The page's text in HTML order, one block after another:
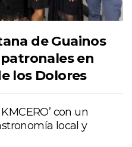
de Guainos
en
los Dolores
con un
local y